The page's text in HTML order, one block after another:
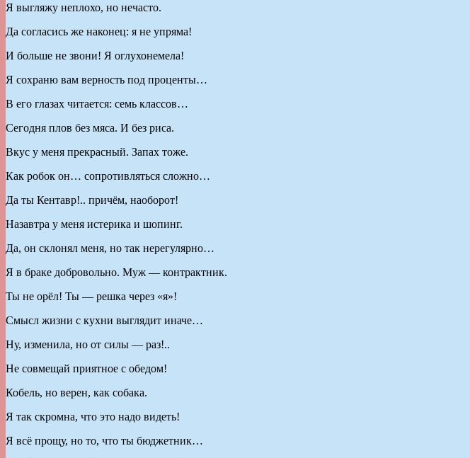
Я выгляжу неплохо, но нечасто.
Да согласись же наконец: я не упряма!
И больше не звони! Я оглухонемела!
Я сохраню вам верность под проценты…
В его глазах читается: семь классов…
Сегодня плов без мяса. И без риса.
Вкус у меня прекрасный. Запах тоже.
Как робок он… сопротивляться сложно…
Да ты Кентавр!.. причём, наоборот!
Назавтра у меня истерика и шопинг.
Да, он склонял меня, но так нерегулярно…
Я в браке добровольно. Муж — контрактник.
Ты не орёл! Ты — решка через «я»!
Смысл жизни с кухни выглядит иначе…
Ну, изменила, но от силы — раз!..
Не совмещай приятное с обедом!
Кобель, но верен, как собака.
Я так скромна, что это надо видеть!
Я всё прощу, но то, что ты бюджетник…